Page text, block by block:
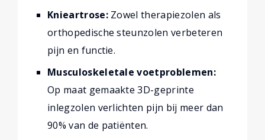
Knieartrose:Zowel therapiezolen als
orthopedische steunzolen verbeteren
pijn en functie.
Musculoskeletale voetproblemen:
Op maat gemaakte 3D-geprinte
inlegzolen verlichten pijn bij meer dan
90% van de patiënten.